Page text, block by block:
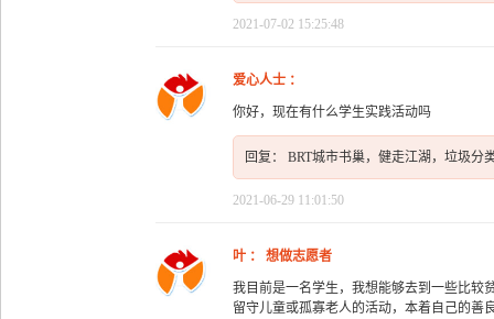
2021-07-02 15:25:48
爱心人士 ：
你好，现在有什么学生实践活动吗
回复： BRT城市书巢，健走江湖，垃圾
2021-06-29 11:01:50
叶 ： 想做志愿者
我目前是一名学生，我想能够去到一些比较
留守儿童或孤寡老人的活动，本着自己的善